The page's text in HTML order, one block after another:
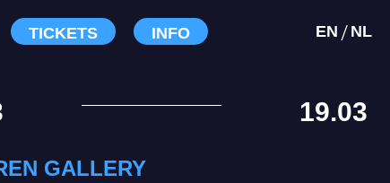
TICKETS INFO EN / NL
19.03
GALLERY